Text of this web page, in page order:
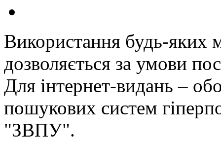
Використання будь-яких
дозволяється за умови
Для інтернет-видань –
пошукових систем
"ЗВПУ".